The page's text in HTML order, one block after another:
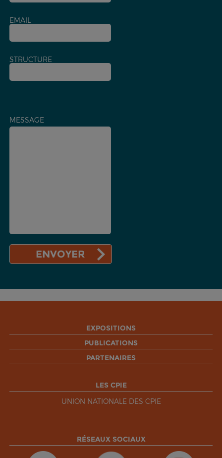
EMAIL
STRUCTURE
MESSAGE
EXPOSITIONS
PUBLICATIONS
PARTENAIRES
LES CPIE
UNION NATIONALE DES CPIE
RÉSEAUX SOCIAUX